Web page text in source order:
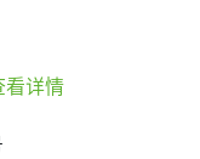
看详情